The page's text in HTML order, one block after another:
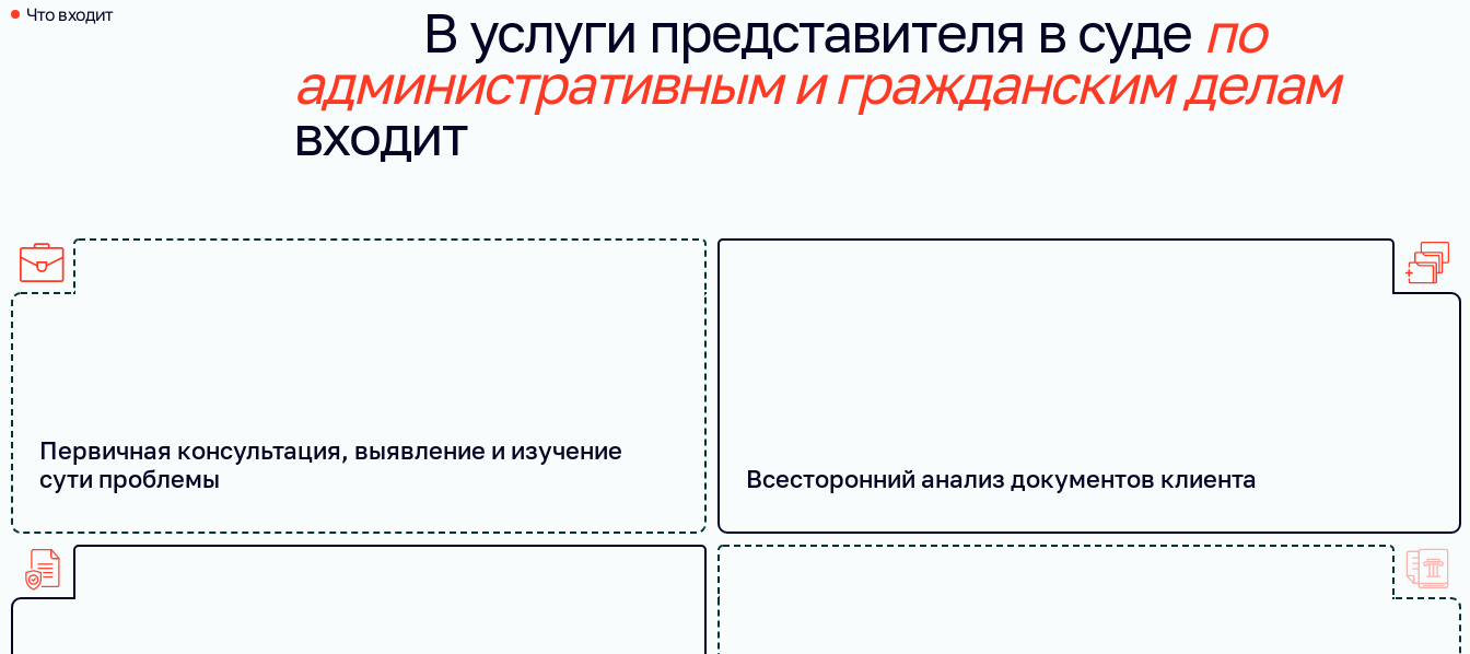
Что входит В услуги представителя в суде по
административным и гражданским делам
входит
Первичная консультация, выявление и изучение
сути проблемы
Всесторонний анализ документов клиента